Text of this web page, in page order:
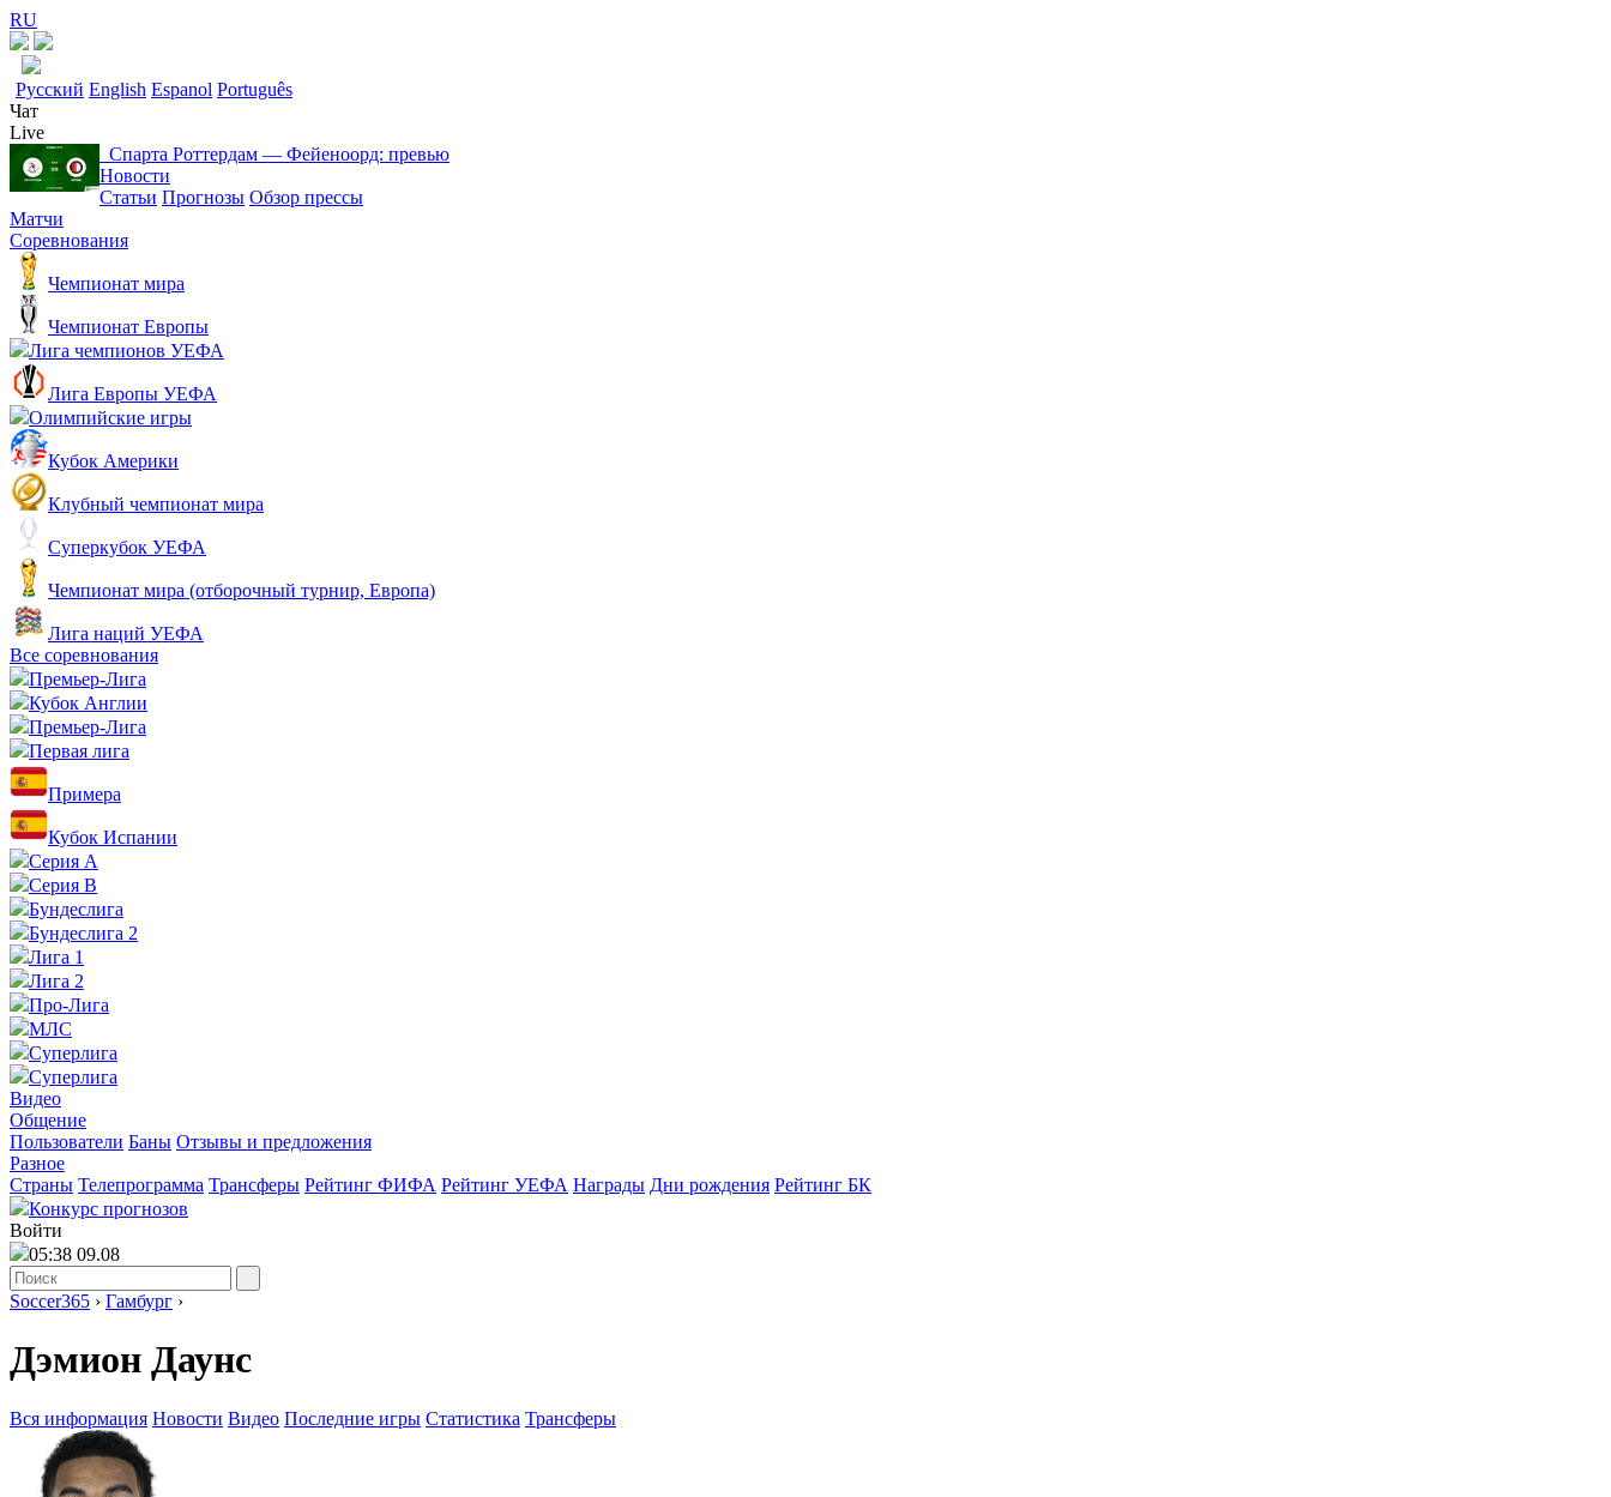
RU
Русский English Espanol Português
Чат
Live
Спарта Роттердам ― Фейеноорд: превью
Новости
Статьи Прогнозы Обзор прессы
Матчи
Соревнования
Чемпионат мира
Чемпионат Европы
Лига чемпионов УЕФА
Лига Европы УЕФА
Олимпийские игры
Кубок Америки
Клубный чемпионат мира
Суперкубок УЕФА
Чемпионат мира (отборочный турнир, Европа)
Лига наций УЕФА
Все соревнования
Премьер-Лига
Кубок Англии
Премьер-Лига
Первая лига
Примера
Кубок Испании
Серия А
Серия B
Бундеслига
Бундеслига 2
Лига 1
Лига 2
Про-Лига
МЛС
Суперлига
Суперлига
Видео
Общение
Пользователи Баны Отзывы и предложения
Разное
Страны Телепрограмма Трансферы Рейтинг ФИФА Рейтинг УЕФА Награды Дни рождения Рейтинг БК
Конкурс прогнозов
Войти
05:38 09.08
Soccer365 › Гамбург ›
Дэмион Даунс
Вся информация Новости Видео Последние игры Статистика Трансферы